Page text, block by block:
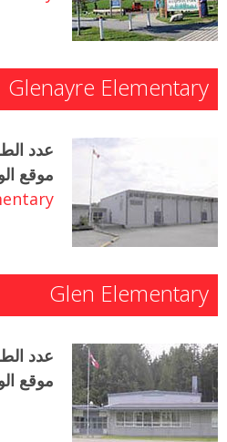
Glenayre Elementary
عدد
موقع
Glen Elementary
عدد
موقع